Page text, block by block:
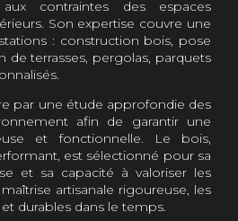
contraintes des espaces
Son expertise couvre une
: construction bois, pose
de terrasses, pergolas, parquets
par une étude approfondie des
afin de garantir une
et fonctionnelle. Le bois,
est sélectionné pour sa
et sa capacité à valoriser les
artisanale rigoureuse, les
durables dans le temps.